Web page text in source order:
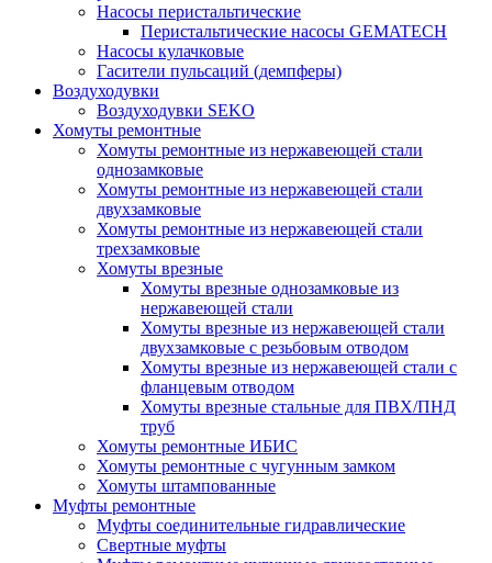
Насосы перистальтические
Перистальтические насосы GEMATECH
Насосы кулачковые
Гасители пульсаций (демпферы)
Воздуходувки
Воздуходувки SEKO
Хомуты ремонтные
Хомуты ремонтные из нержавеющей стали
однозамковые
Хомуты ремонтные из нержавеющей стали
двухзамковые
Хомуты ремонтные из нержавеющей стали
трехзамковые
Хомуты врезные
Хомуты врезные однозамковые из
нержавеющей стали
Хомуты врезные из нержавеющей стали
двухзамковые с резьбовым отводом
Хомуты врезные из нержавеющей стали с
фланцевым отводом
Хомуты врезные стальные для ПВХ/ПНД
труб
Хомуты ремонтные ИБИС
Хомуты ремонтные с чугунным замком
Хомуты штампованные
Муфты ремонтные
Муфты соединительные гидравлические
Свертные муфты